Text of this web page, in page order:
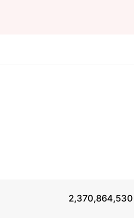
2,370,864,530